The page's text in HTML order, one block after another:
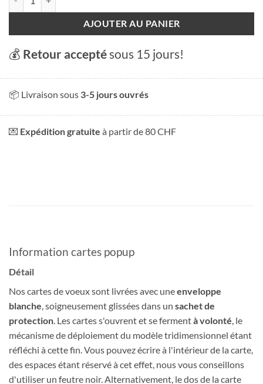
AJOUTER AU PANIER
💰 Retour accepté sous 15 jours!
📦 Livraison sous 3-5 jours ouvrés
💌 Expédition gratuite à partir de 80 CHF
Information cartes popup
Détail
Nos cartes de voeux sont livrées avec uneenveloppe
blanche, soigneusement glissées dans un sachet de
protection. Les cartes s'ouvrent et se fermentà volonté, le
mécanisme de déploiement du modèle tridimensionnel étant
réfléchi à cette fin. Vous pouvez écrire à l'intérieur de la carte,
des espaces étant réservé à cet effet, nous vous conseillons
d'utiliser un feutre noir. Alternativement, le dos de la carte